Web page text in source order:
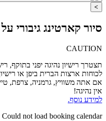
>
סיור קארטינג גיבורי על 2ש
CAUTION
לכוחות ארצות הברית ביפן או
אם אתה משוויץ, גרמניה, צרפת,
אין נהיגה!
למידע נוסף.
Could not load booking calendar